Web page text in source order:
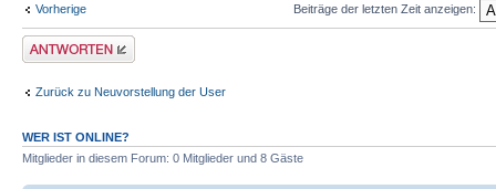
Vorherige Beiträge der letzten Zeit anzeigen:
Antwort erstellen
Zurück zu Neuvorstellung der User
WER IST ONLINE?
Mitglieder in diesem Forum: 0 Mitglieder und 8 Gäste